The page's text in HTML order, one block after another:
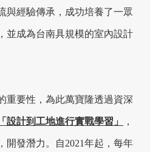
與經驗傳承，成功培養了一眾
並成為台南具規模的室內設計
重要性，為此萬寶隆透過資深
「設計到工地進行實戰學習」 ，
開發潛力。自2021年起，每年